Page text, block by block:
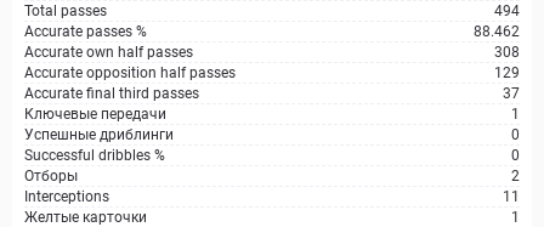
Total passes
494
Accurate passes %
88.462
Accurate own half passes
308
Accurate opposition half passes
129
Accurate final third passes
37
Ключевые передачи
1
Успешные дриблинги
0
Successful dribbles %
0
Отборы
2
Interceptions
11
Желтые карточки
1